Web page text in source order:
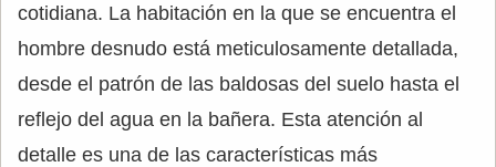
cotidiana. La habitación en la que se encuentra el
hombre desnudo está meticulosamente detallada,
desde el patrón de las baldosas del suelo hasta el
reflejo del agua en la bañera. Esta atención al
detalle es una de las características más